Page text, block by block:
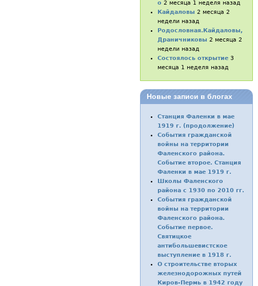
о 2 месяца 1 неделя назад
Кайдаловы 2 месяца 2
недели назад
Родословная.Кайдаловы,
Драничниковы 2 месяца 2
недели назад
Состоялось открытие 3
месяца 1 неделя назад
Новые записи в блогах
Станция Фаленки в мае
1919 г. (продолжение)
События гражданской
войны на территории
Фаленского района.
Событие второе. Станция
Фаленки в мае 1919 г.
Школы Фаленского
района с 1930 по 2010 гг.
События гражданской
войны на территории
Фаленского района.
Событие первое.
Святицкое
антибольшевистское
выступление в 1918 г.
О строительстве вторых
железнодорожных путей
Киров-Пермь в 1942 году